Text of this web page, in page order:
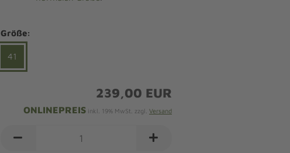
Größe:
41
239,00 EUR
ONLINEPREISinkl. 19% MwSt. zzgl. Versand